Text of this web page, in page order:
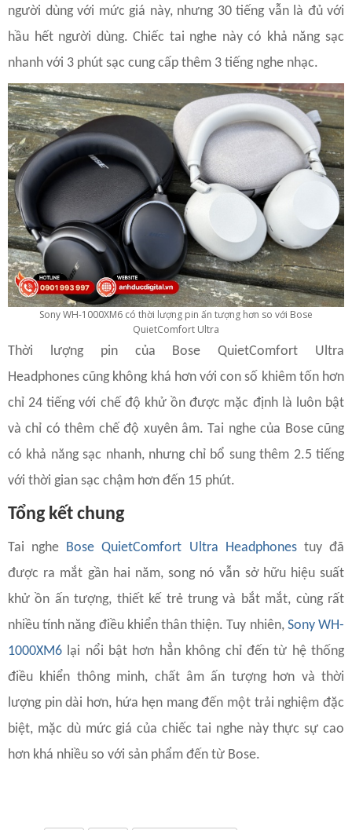
người dùng với mức giá này, nhưng 30 tiếng vẫn là đủ với
hầu hết người dùng. Chiếc tai nghe này có khả năng sạc
nhanh với 3 phút sạc cung cấp thêm 3 tiếng nghe nhạc.
Sony WH-1000XM6 có thời lượng pin ấn tượng hơn so với Bose
QuietComfort Ultra
Thời lượng pin của Bose QuietComfort Ultra
Headphones cũng không khá hơn với con số khiêm tốn hơn
chỉ 24 tiếng với chế độ khử ồn được mặc định là luôn bật
và chỉ có thêm chế độ xuyên âm. Tai nghe của Bose cũng
có khả năng sạc nhanh, nhưng chỉ bổ sung thêm 2.5 tiếng
với thời gian sạc chậm hơn đến 15 phút.
Tổng kết chung
Tai nghe Bose QuietComfort Ultra Headphonestuy đã
được ra mắt gần hai năm, song nó vẫn sở hữu hiệu suất
khử ồn ấn tượng, thiết kế trẻ trung và bắt mắt, cùng rất
nhiều tính năng điều khiển thân thiện. Tuy nhiên, Sony WH-
1000XM6 lại nổi bật hơn hẳn không chỉ đến từ hệ thống
điều khiển thông minh, chất âm ấn tượng hơn và thời
lượng pin dài hơn, hứa hẹn mang đến một trải nghiệm đặc
biệt, mặc dù mức giá của chiếc tai nghe này thực sự cao
hơn khá nhiều so với sản phẩm đến từ Bose.